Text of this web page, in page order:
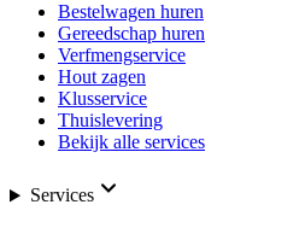
Bestelwagen huren
Gereedschap huren
Verfmengservice
Hout zagen
Klusservice
Thuislevering
Bekijk alle services
Services